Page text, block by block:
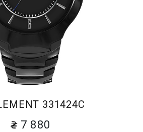
331424C
7 880